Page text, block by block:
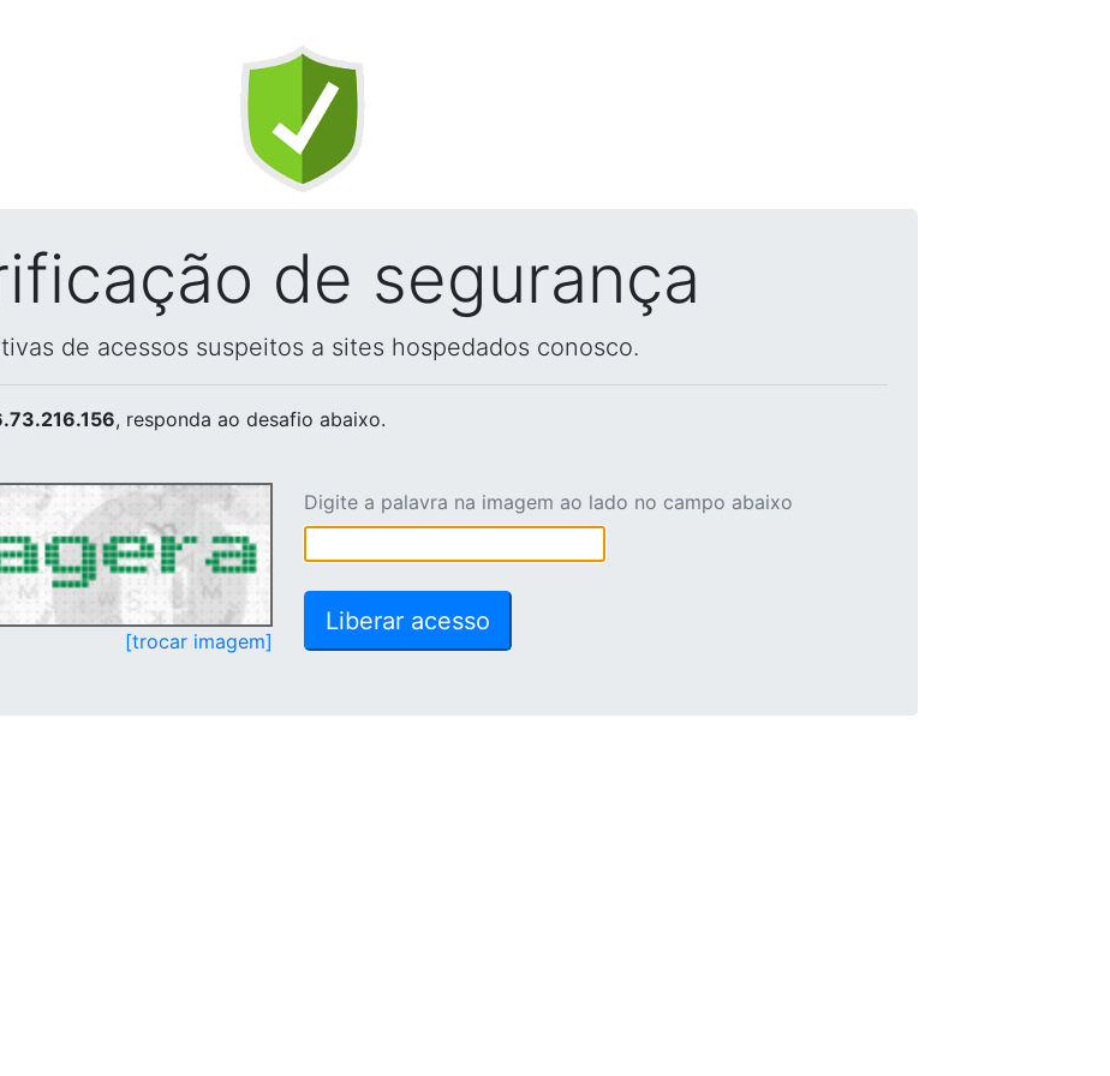
de segurança
de acessos suspeitos a sites hospedados conosco.
, responda ao desafio abaixo.
[trocar imagem]
Digite a palavra na imagem ao lado no campo abaixo